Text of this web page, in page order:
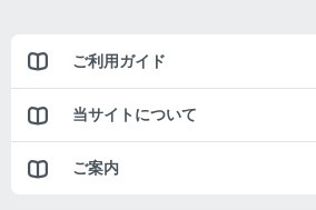
ご利用ガイド
当サイトについて
ご案内